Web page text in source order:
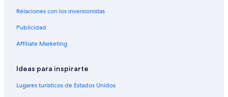
Hoteles históricos en Praga
Hoteles románticos en Praga
Relaciones con los inversionistas
Publicidad
Affiliate Marketing
Ideas para inspirarte
Lugares turísticos de Estados Unidos